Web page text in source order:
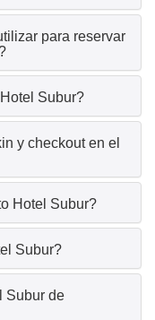
para reservar
Subur?
y checkout en el
Hotel Subur?
Subur?
Subur de